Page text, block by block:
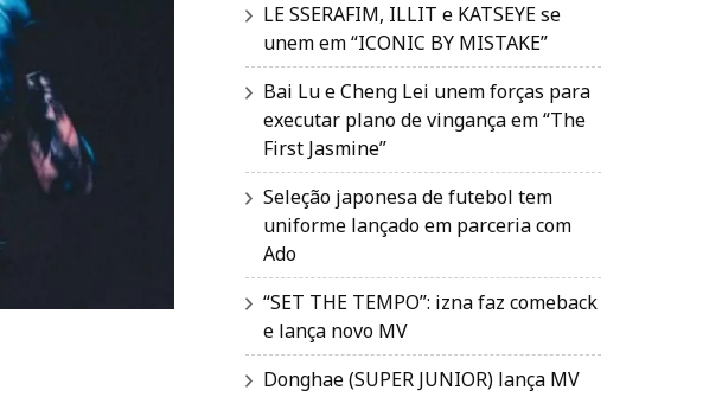
LE SSERAFIM, ILLIT e KATSEYE se
unem em “ICONIC BY MISTAKE”
Bai Lu e Cheng Lei unem forças para
executar plano de vingança em “The
First Jasmine”
Seleção japonesa de futebol tem
uniforme lançado em parceria com
Ado
“SET THE TEMPO”: izna faz comeback
e lança novo MV
Donghae (SUPER JUNIOR) lança MV